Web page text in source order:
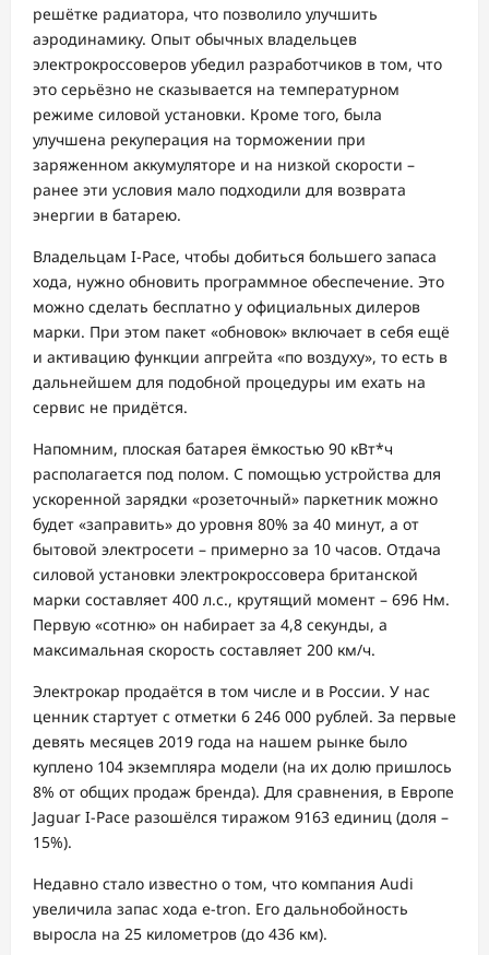
решётке радиатора, что позволило улучшить
аэродинамику. Опыт обычных владельцев
электрокроссоверов убедил разработчиков в том, что
это серьёзно не сказывается на температурном
режиме силовой установки. Кроме того, была
улучшена рекуперация на торможении при
заряженном аккумуляторе и на низкой скорости –
ранее эти условия мало подходили для возврата
энергии в батарею.
Владельцам I-Pace, чтобы добиться большего запаса
хода, нужно обновить программное обеспечение. Это
можно сделать бесплатно у официальных дилеров
марки. При этом пакет «обновок» включает в себя ещё
и активацию функции апгрейта «по воздуху», то есть в
дальнейшем для подобной процедуры им ехать на
сервис не придётся.
Напомним, плоская батарея ёмкостью 90 кВт*ч
располагается под полом. С помощью устройства для
ускоренной зарядки «розеточный» паркетник можно
будет «заправить» до уровня 80% за 40 минут, а от
бытовой электросети – примерно за 10 часов. Отдача
силовой установки электрокроссовера британской
марки составляет 400 л.с., крутящий момент – 696 Нм.
Первую «сотню» он набирает за 4,8 секунды, а
максимальная скорость составляет 200 км/ч.
Электрокар продаётся в том числе и в России. У нас
ценник стартует с отметки 6 246 000 рублей. За первые
девять месяцев 2019 года на нашем рынке было
куплено 104 экземпляра модели (на их долю пришлось
8% от общих продаж бренда). Для сравнения, в Европе
Jaguar I-Pace разошёлся тиражом 9163 единиц (доля –
15%).
Недавно стало известно о том, что компания Audi
увеличила запас хода e-tron. Его дальнобойность
выросла на 25 километров (до 436 км).